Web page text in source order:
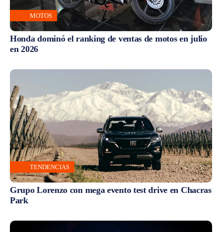
MOTOS
Honda dominó el ranking de ventas de motos en julio
en 2026
TENDENCIAS
Grupo Lorenzo con mega evento test drive en Chacras
Park